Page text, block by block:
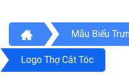
Mẫu Biểu
Logo Thợ Cắt Tóc